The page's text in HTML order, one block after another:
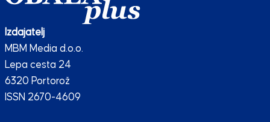
Izdajatelj
MBM Media d.o.o.
Lepa cesta 24
6320 Portorož
ISSN 2670-4609